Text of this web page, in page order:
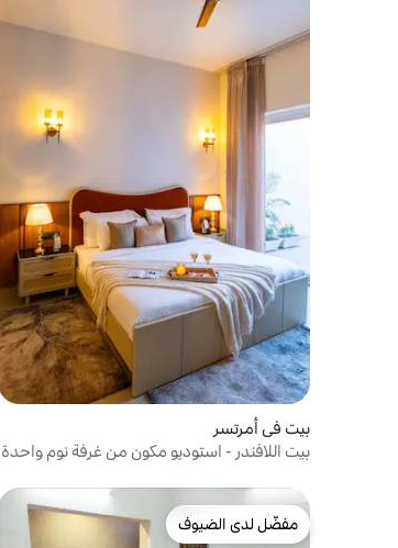
بيت في أمرتسر
بيت اللافندر - استوديو مكون من غرفة نوم واحدة
مفضّل لدى الضيوف
مفضّل لدى الضيوف